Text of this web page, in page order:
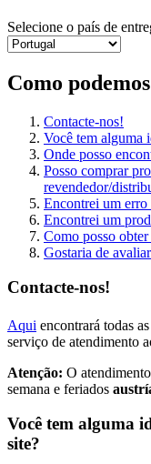
Selecione o país de
Como
Contacte-nos!
Você tem alguma
Onde posso
Posso comprar
revendedor/
Encontrei um erro
Encontrei um
Como posso
Gostaria de
Contacte-nos!
Aqui encontrará todas
serviço de atendimento
Atenção: O
semana e feriados
Você tem alguma
site?